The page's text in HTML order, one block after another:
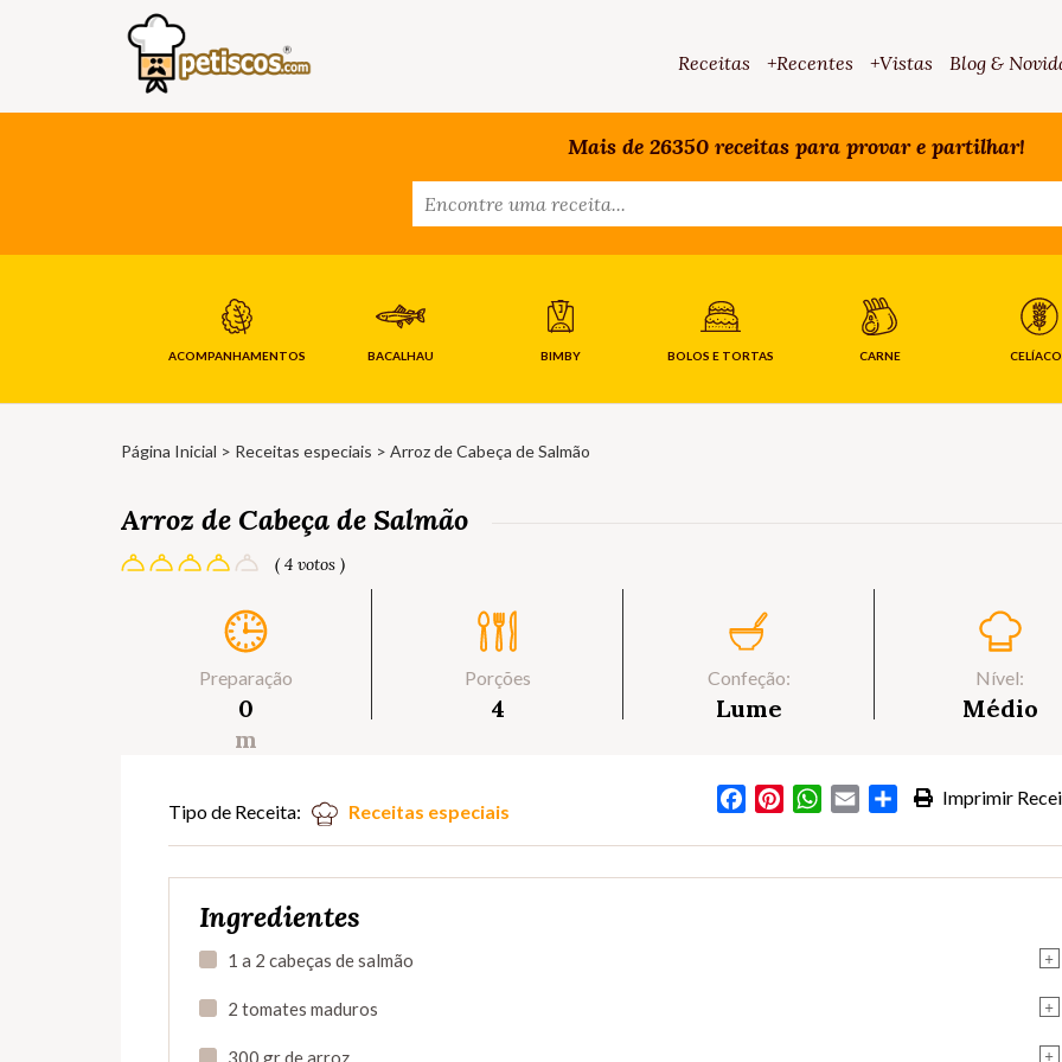
Receitas +Recentes +Vistas Blog &
Mais de 26350 receitas para provar e partilhar!
ACOMPANHAMENTOS BACALHAU BIMBY BOLOS E TORTAS CARNE
Página Inicial > Receitas especiais > Arroz de Cabeça de Salmão
Arroz de Cabeça de Salmão
( 4 votos )
Preparação
0
m
Porções
4
Confeção:
Lume
Nível:
Médio
Imprimir
FacebookPinterestWhatsApp
Email Partilhar
Tipo de Receita: Receitas especiais
Ingredientes
+
1 a 2 cabeças de salmão
+
2 tomates maduros
+
300 gr de arroz